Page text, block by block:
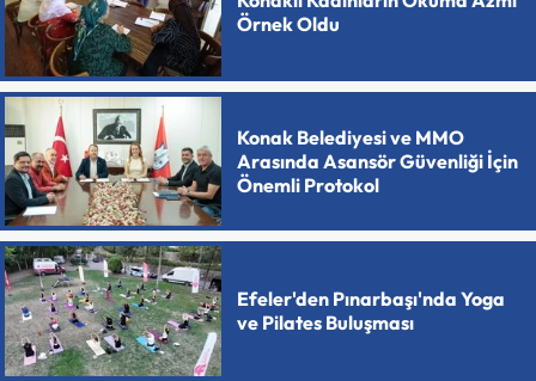
Örnek Oldu
Konak Belediyesi ve MMO
Arasında Asansör Güvenliği İçin
Önemli Protokol
Efeler'den Pınarbaşı'nda Yoga
ve Pilates Buluşması